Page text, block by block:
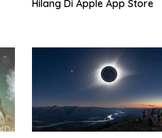
Hilang Di Apple App Store